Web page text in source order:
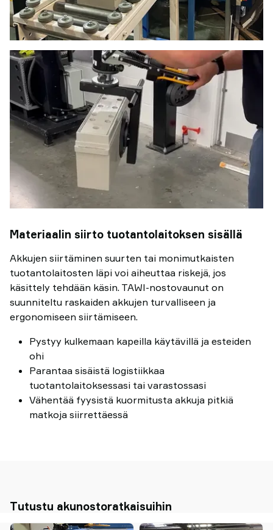
Materiaalin siirto tuotantolaitoksen sisällä
Akkujen siirtäminen suurten tai monimutkaisten
tuotantolaitosten läpi voi aiheuttaa riskejä, jos
käsittely tehdään käsin. TAWI-nostovaunut on
suunniteltu raskaiden akkujen turvalliseen ja
ergonomiseen siirtämiseen.
Pystyy kulkemaan kapeilla käytävillä ja esteiden
ohi
Parantaa sisäistä logistiikkaa
tuotantolaitoksessasi tai varastossasi
Vähentää fyysistä kuormitusta akkuja pitkiä
matkoja siirrettäessä
Tutustu akunostoratkaisuihin